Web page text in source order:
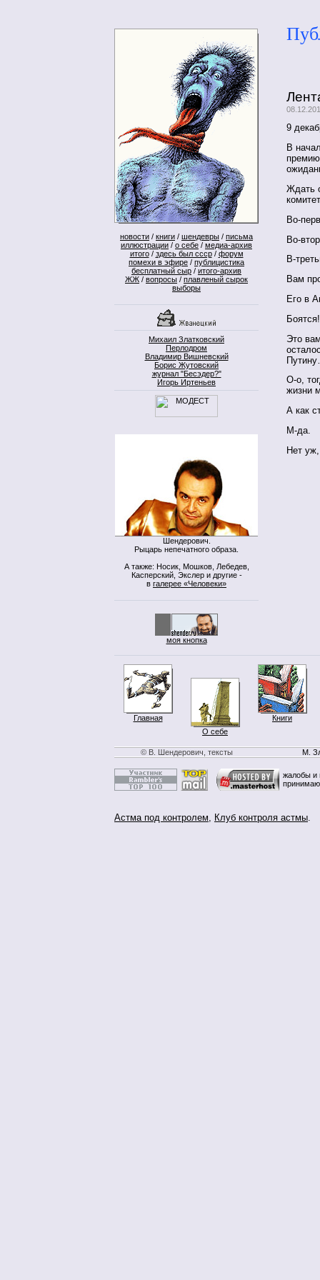
новости / книги / шендевры / письма
иллюстрации / о себе / медиа-архив
итого/ здесь был ссср/ форум
помехи в эфире / публицистика
бесплатный сыр / итого-архив
ЖЖ / вопросы / плавленый сырок
выборы
Михаил Златковский
Перлодром
Владимир Вишневский
Борис Жутовский
журнал "Бесэдер?"
Игорь Иртеньев
Шендерович.
Рыцарь непечатного образа.
А также: Носик, Мошков, Лебедев,
Касперский, Экслер и другие -
в галерее «Человеки»
моя кнопка
9
В
Ждать
Во-
Во-
В-
Вам
Его в
Боятся!
Это
О-о,
жизни
А как
М-да.
Нет
Главная
О себе
Книги
© В. Шендерович, тексты М.
жалобы и
Астма под контролем, Клуб контроля астмы.